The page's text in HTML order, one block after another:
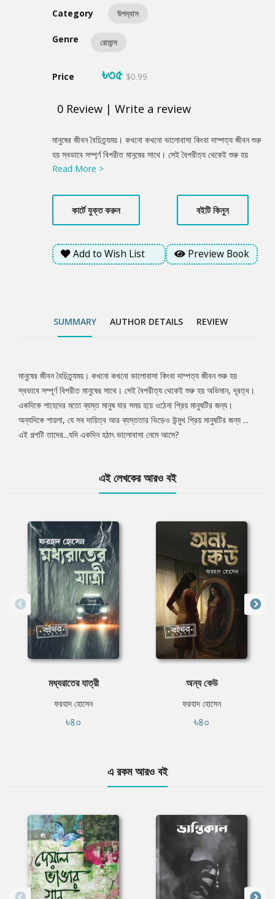
Category উপন্যাস
Genre রোমান্স
Price ৳৩৫ $0.99
0 Review | Write a review
Product
Summery
মানুষের জীবন বৈচিত্র্যময়। কখনো কখনো ভালোবাসা কিংবা দাম্পত্য জীবন শুরু
হয় স্বভাবে সম্পূর্ণ বিপরীত মানুষের সাথে। সেই বৈপরীত্য থেকেই শুরু হয়
অভিমান, দূরত্ব। একদিকে শাহেদের মতো ব্যস্ত মানুষ যার সময় হয়ে ওঠেনা
উন্মুখ প্রিয় মানুষটির জন্য ... এই গল্পটি তাদের...যদি একদিন হঠাৎ ভালোবাসা
নেমে আসে?
Read More >
কার্টে যুক্ত করুন বইটি কিনুন
Add to Wish List Preview Book
SUMMARY AUTHOR DETAILS REVIEW
Tab
Article
মানুষের জীবন বৈচিত্র্যময়। কখনো কখনো ভালোবাসা কিংবা দাম্পত্য জীবন শুরু হয়
স্বভাবে সম্পূর্ণ বিপরীত মানুষের সাথে। সেই বৈপরীত্য থেকেই শুরু হয় অভিমান, দূরত্ব।
একদিকে শাহেদের মতো ব্যস্ত মানুষ যার সময় হয়ে ওঠেনা প্রিয় মানুষটির জন্য।
অন্যদিকে শায়লা, যে সব দায়িত্ব আর ব্যস্ততার ভিড়েও উন্মুখ প্রিয় মানুষটির জন্য ...
এই গল্পটি তাদের...যদি একদিন হঠাৎ ভালোবাসা নেমে আসে?
এই লেখকের আরও বই
মধ্যরাতের যাত্রী
ফরহাদ হোসেন
৳৪০
অন্য কেউ
ফরহাদ হোসেন
৳৪০
এ রকম আরও বই